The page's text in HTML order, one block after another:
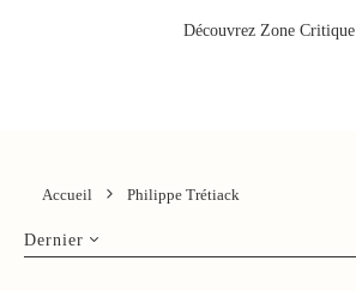
Découvrez Zone Critique
Accueil Philippe Trétiack
Dernier